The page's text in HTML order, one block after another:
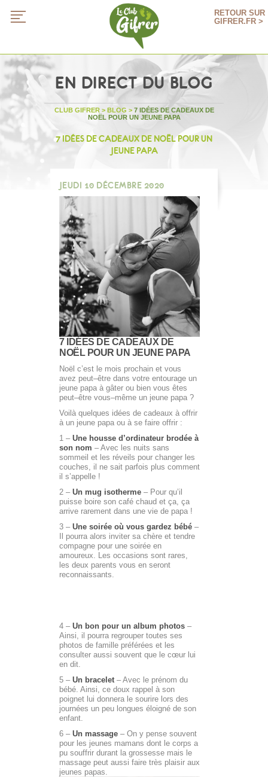
RETOUR SUR
GIFRER.FR >
EN DIRECT DU BLOG
CLUB GIFRER> BLOG > 7 IDÉES DE CADEAUX DE
NOËL POUR UN JEUNE PAPA
7 IDÉES DE CADEAUX DE NOËL POUR UN
JEUNE PAPA
JEUDI 10 DÉCEMBRE 2020
7 IDÉES DE CADEAUX DE
NOËL POUR UN JEUNE PAPA
Noël c’est le mois prochain et vous
avez peut–être dans votre entourage un
jeune papa à gâter ou bien vous êtes
peut–être vous–même un jeune papa ?
Voilà quelques idées de cadeaux à offrir
à un jeune papa ou à se faire offrir :
1 – Une housse d’ordinateur brodée à
son nom – Avec les nuits sans
sommeil et les réveils pour changer les
couches, il ne sait parfois plus comment
il s’appelle !
2 – Un mug isotherme – Pour qu’il
puisse boire son café chaud et ça, ça
arrive rarement dans une vie de papa !
3 – Une soirée où vous gardez bébé –
Il pourra alors inviter sa chère et tendre
compagne pour une soirée en
amoureux. Les occasions sont rares,
les deux parents vous en seront
reconnaissants.
4 – Un bon pour un album photos –
Ainsi, il pourra regrouper toutes ses
photos de famille préférées et les
consulter aussi souvent que le cœur lui
en dit.
5 – Un bracelet– Avec le prénom du
bébé. Ainsi, ce doux rappel à son
poignet lui donnera le sourire lors des
journées un peu longues éloigné de son
enfant.
6 – Un massage – On y pense souvent
pour les jeunes mamans dont le corps a
pu souffrir durant la grossesse mais le
massage peut aussi faire très plaisir aux
jeunes papas.